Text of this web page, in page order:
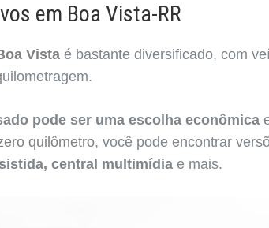
em Boa Vista-RR
Vista é bastante diversificado, com
pode ser uma escolha econômica
quilômetro, você pode encontrar
central multimídia e mais.